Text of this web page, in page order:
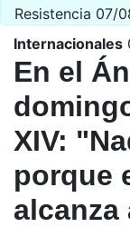
Resistencia 07/
Internacionales
En el
XIV:
porque